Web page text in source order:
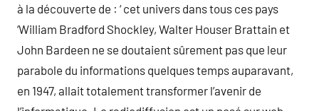
à la découverte de : ‘ cet univers dans tous ces pays
‘William Bradford Shockley, Walter Houser Brattain et
John Bardeen ne se doutaient sûrement pas que leur
parabole du informations quelques temps auparavant,
en 1947, allait totalement transformer l’avenir de